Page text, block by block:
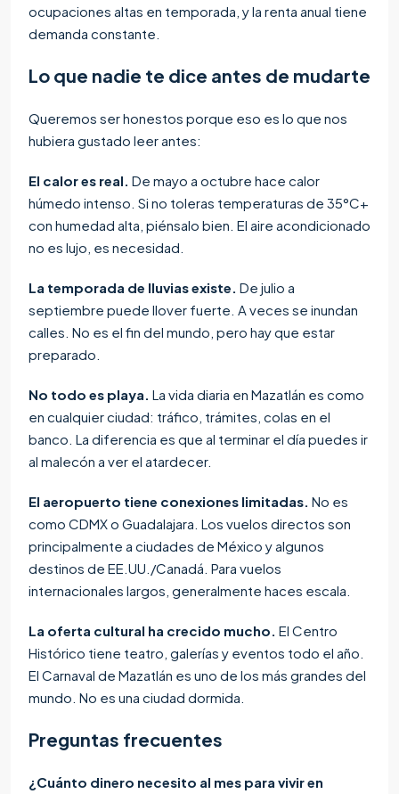
ocupaciones altas en temporada, y la renta anual tiene
demanda constante.
Lo que nadie te dice antes de mudarte
Queremos ser honestos porque eso es lo que nos
hubiera gustado leer antes:
El calor es real. De mayo a octubre hace calor
húmedo intenso. Si no toleras temperaturas de 35°C+
con humedad alta, piénsalo bien. El aire acondicionado
no es lujo, es necesidad.
La temporada de lluvias existe. De julio a
septiembre puede llover fuerte. A veces se inundan
calles. No es el fin del mundo, pero hay que estar
preparado.
No todo es playa. La vida diaria en Mazatlán es como
en cualquier ciudad: tráfico, trámites, colas en el
banco. La diferencia es que al terminar el día puedes ir
al malecón a ver el atardecer.
El aeropuerto tiene conexiones limitadas. No es
como CDMX o Guadalajara. Los vuelos directos son
principalmente a ciudades de México y algunos
destinos de EE.UU./Canadá. Para vuelos
internacionales largos, generalmente haces escala.
La oferta cultural ha crecido mucho. El Centro
Histórico tiene teatro, galerías y eventos todo el año.
El Carnaval de Mazatlán es uno de los más grandes del
mundo. No es una ciudad dormida.
Preguntas frecuentes
¿Cuánto dinero necesito al mes para vivir en